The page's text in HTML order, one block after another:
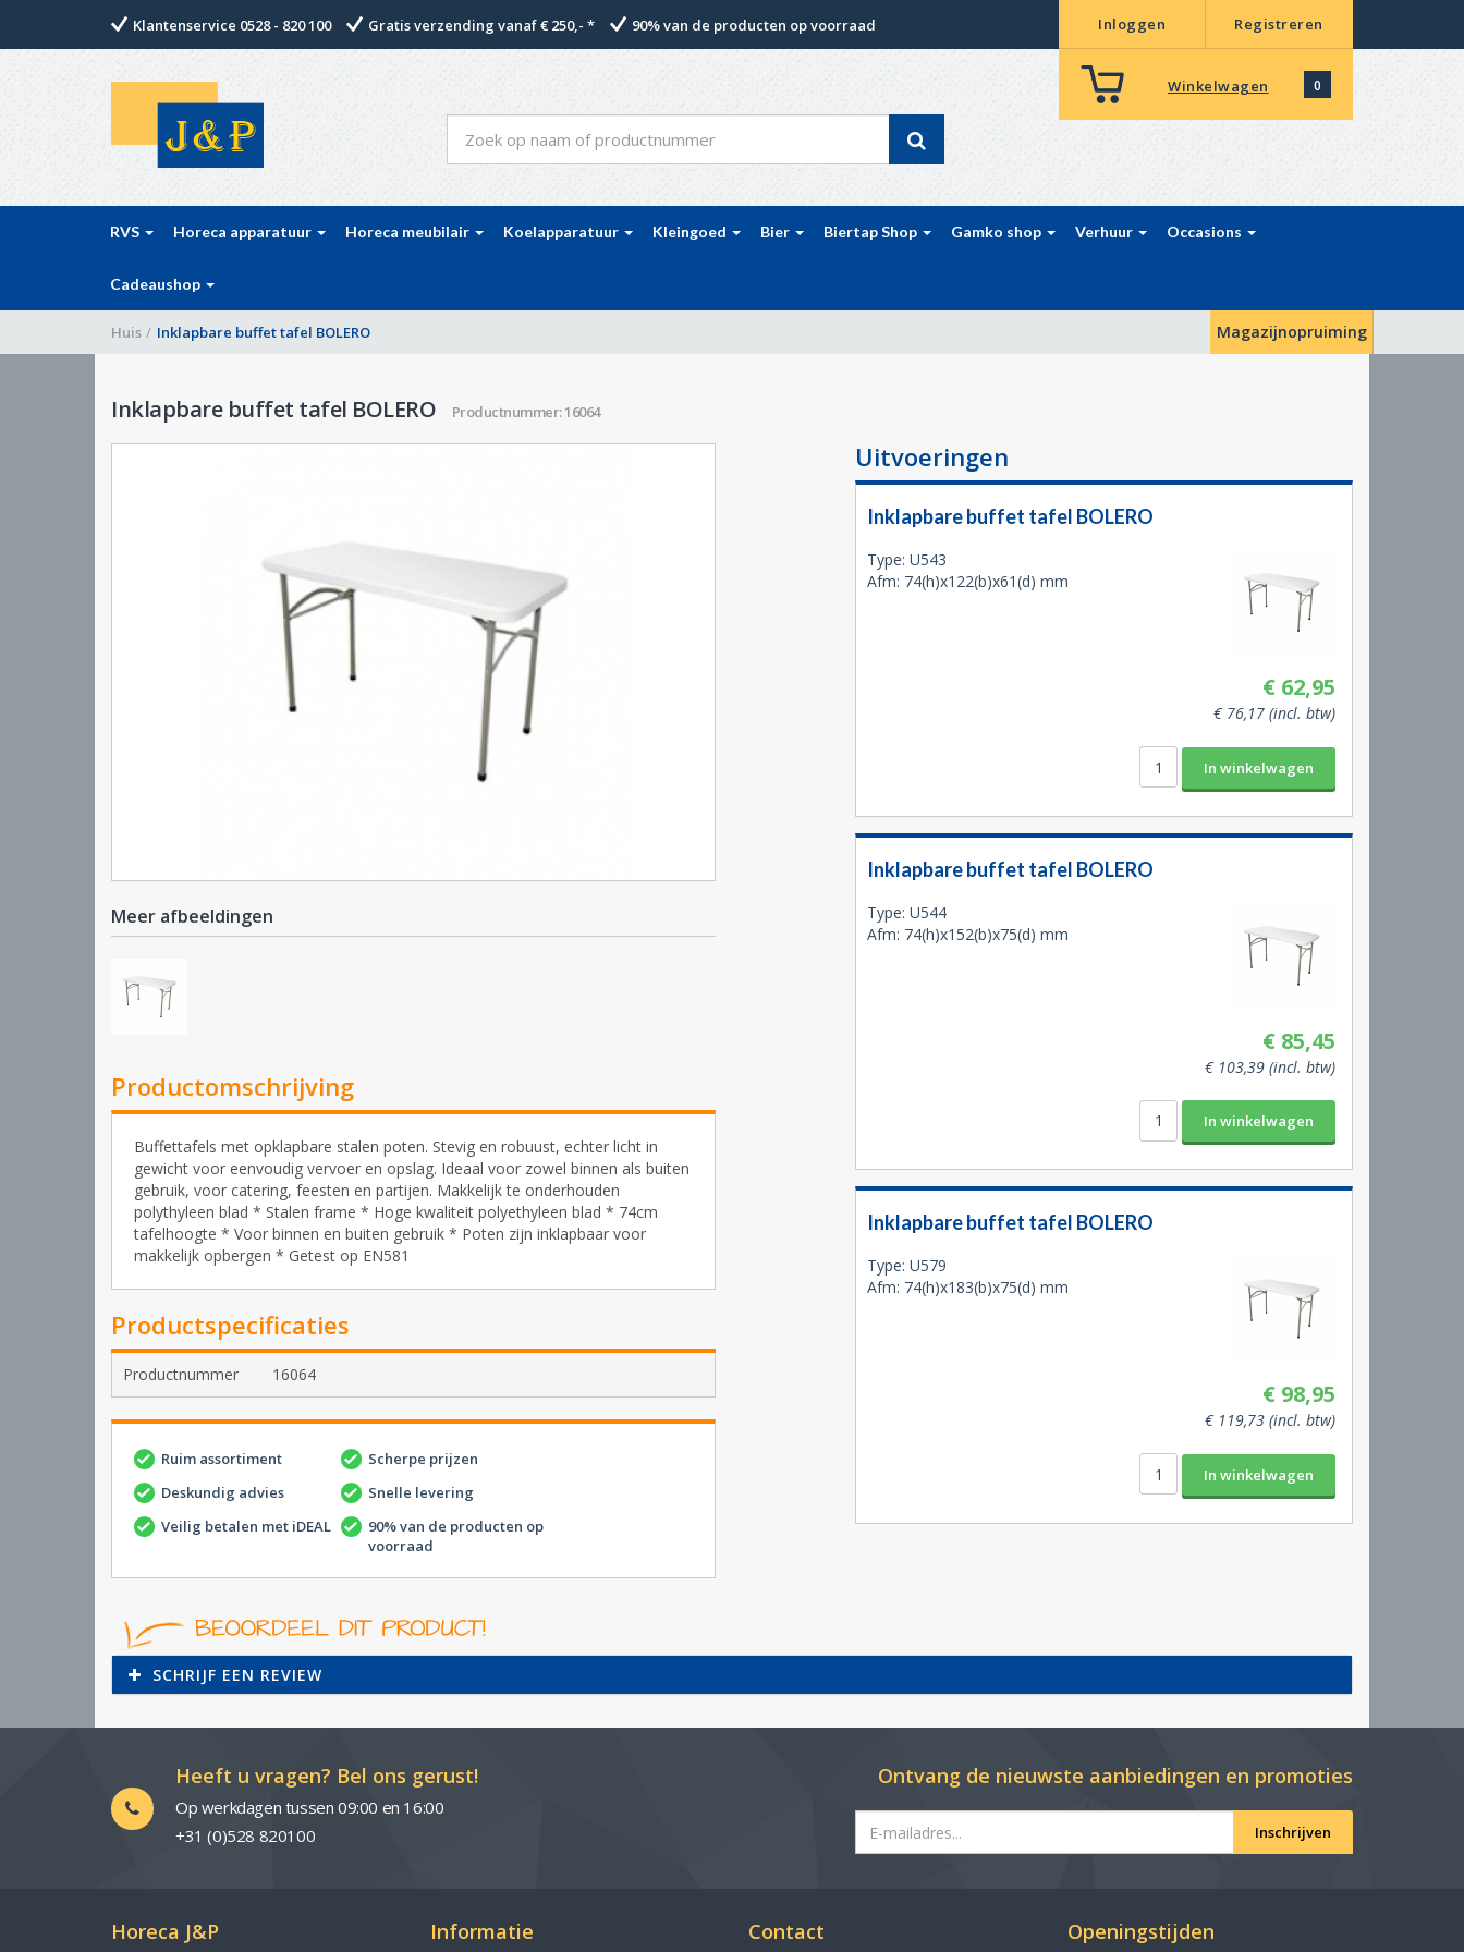
Klantenservice 0528 - 820 100 Gratis verzending vanaf € 250,- * 90% van de producten op voorraad Inloggen Registreren
Winkelwagen 0
RVS Horeca apparatuur Horeca meubilair Koelapparatuur Kleingoed Bier Biertap Shop Gamko shop Verhuur Occasions
Cadeaushop
Huis / Inklapbare buffet tafel BOLERO Magazijnopruiming
Inklapbare buffet tafel BOLERO Productnummer: 16064
Meer afbeeldingen
Productomschrijving
Buffettafels met opklapbare stalen poten. Stevig en robuust, echter licht in
gewicht voor eenvoudig vervoer en opslag. Ideaal voor zowel binnen als buiten
gebruik, voor catering, feesten en partijen. Makkelijk te onderhouden
polythyleen blad * Stalen frame * Hoge kwaliteit polyethyleen blad * 74cm
tafelhoogte * Voor binnen en buiten gebruik * Poten zijn inklapbaar voor
makkelijk opbergen * Getest op EN581
Productspecificaties
Productnummer 16064
Ruim assortiment
Scherpe prijzen
Deskundig advies
Snelle levering
Veilig betalen met iDEAL
90% van de producten op
voorraad
Uitvoeringen
Inklapbare buffet tafel BOLERO
Type: U543
Afm: 74(h)x122(b)x61(d) mm
€ 62,95
€ 76,17 (incl. btw)
Inklapbare buffet tafel BOLERO
Type: U544
Afm: 74(h)x152(b)x75(d) mm
€ 85,45
€ 103,39 (incl. btw)
Inklapbare buffet tafel BOLERO
Type: U579
Afm: 74(h)x183(b)x75(d) mm
€ 98,95
€ 119,73 (incl. btw)
SCHRIJF EEN REVIEW
Heeft u vragen? Bel ons gerust!
Op werkdagen tussen 09:00 en 16:00
+31 (0)528 820100
Ontvang de nieuwste aanbiedingen en promoties
Inschrijven
Horeca J&P Informatie Contact Openingstijden